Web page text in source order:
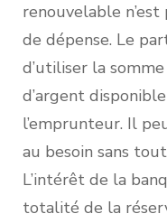
renouvelable
de dépense. Le
d’utiliser la
d’argent
l’emprunteur. Il
au besoin sans
L’intérêt de la
totalité de la